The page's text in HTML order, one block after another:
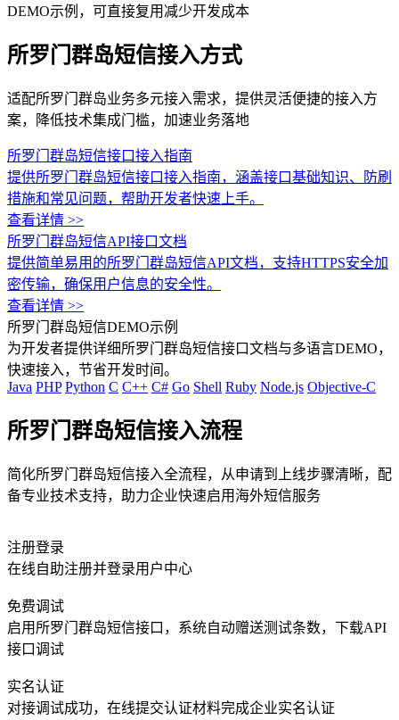
DEMO示例，可直接复用减少开发成本
所罗门群岛短信接入方式
适配所罗门群岛业务多元接入需求，提供灵活便捷的接入方
案，降低技术集成门槛，加速业务落地
所罗门群岛短信接口接入指南
提供所罗门群岛短信接口接入指南，涵盖接口基础知识、防刷
措施和常见问题，帮助开发者快速上手。
查看详情 >>
所罗门群岛短信API接口文档
提供简单易用的所罗门群岛短信API文档，支持HTTPS安全加
密传输，确保用户信息的安全性。
查看详情 >>
所罗门群岛短信DEMO示例
为开发者提供详细所罗门群岛短信接口文档与多语言DEMO，
快速接入，节省开发时间。
Java PHP Python C C++ C# Go Shell Ruby Node.js Objective-C
所罗门群岛短信接入流程
简化所罗门群岛短信接入全流程，从申请到上线步骤清晰，配
备专业技术支持，助力企业快速启用海外短信服务
注册登录
在线自助注册并登录用户中心
免费调试
启用所罗门群岛短信接口，系统自动赠送测试条数，下载API
接口调试
实名认证
对接调试成功，在线提交认证材料完成企业实名认证